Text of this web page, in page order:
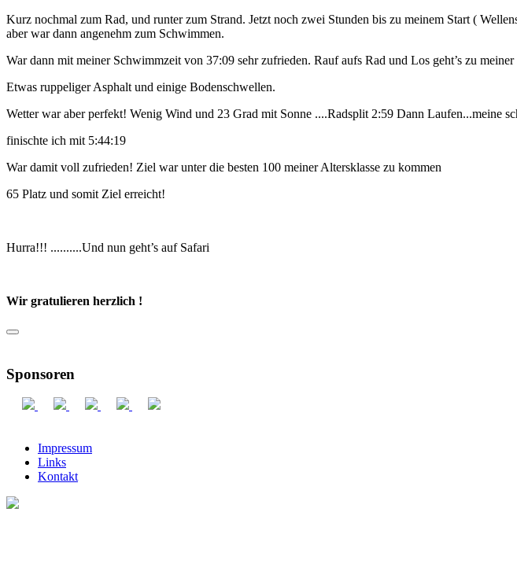
Kurz nochmal zum Rad, und runter zum Strand. Jetzt noch zwei Stunden bis zu meinem Start (
aber war dann angenehm zum Schwimmen.
War dann mit meiner Schwimmzeit von 37:09 sehr zufrieden. Rauf aufs Rad und Los geht’s zu
Etwas ruppeliger Asphalt und einige Bodenschwellen.
Wetter war aber perfekt! Wenig Wind und 23 Grad mit Sonne ....Radsplit 2:59 Dann Laufen...meine
finischte ich mit 5:44:19
War damit voll zufrieden! Ziel war unter die besten 100 meiner Altersklasse zu kommen
65 Platz und somit Ziel erreicht!
Hurra!!! ..........Und nun geht’s auf Safari
Wir gratulieren herzlich !
Sponsoren
Impressum
Links
Kontakt